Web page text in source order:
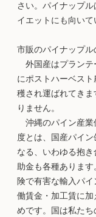
さい。パイナップ
イエットにも向いて
市販のパイナップル
外国産はプランテ
にポストハーベス
穫され運ばれてき
りません。
沖縄のパイン産業
度とは、国産パイ
なる、いわゆる抱
助金も各種ありま
険で有害な輸入パ
働賃金・加工賃に
めです。国は私た